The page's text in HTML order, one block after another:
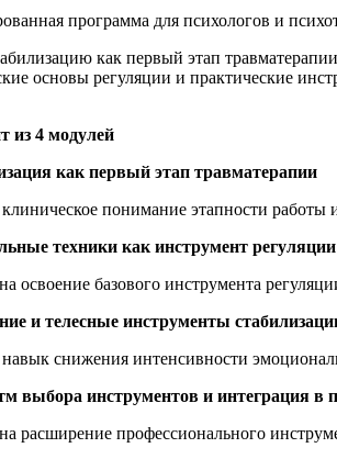
программа для психологов и
как первый этап
основы регуляции и практические
из 4 модулей
как первый этап травматерапии
понимание этапности работы
техники как инструмент
освоение базового инструмента
и телесные инструменты
снижения интенсивности
выбора инструментов и интеграция в
расширение профессионального